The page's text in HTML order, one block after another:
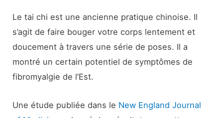
Le tai chi est une ancienne pratique chinoise. Il
s’agit de faire bouger votre corps lentement et
doucement à travers une série de poses. Il a
montré un certain potentiel de symptômes de
fibromyalgie de l’Est.
Une étude publiée dans le New England Journal